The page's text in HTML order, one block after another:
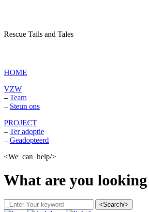
Rescue Tails and Tales
HOME
VZW
– Team
– Steun ons
PROJECT
– Ter adoptie
– Geadopteerd
<We_can_help/>
What are you
<Search/>